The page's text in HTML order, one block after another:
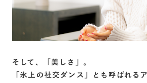
そして、「美しさ」。
「氷上の社交ダンス」とも呼ばれる